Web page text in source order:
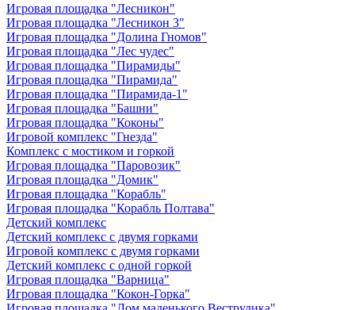
Игровая площадка "Лесникон"
Игровая площадка "Лесникон 3"
Игровая площадка "Долина Гномов"
Игровая площадка "Лес чудес"
Игровая площадка "Пирамиды"
Игровая площадка "Пирамида"
Игровая площадка "Пирамида-1"
Игровая площадка "Башни"
Игровая площадка "Коконы"
Игровой комплекс "Гнезда"
Комплекс с мостиком и горкой
Игровая площадка "Паровозик"
Игровая площадка "Домик"
Игровая площадка "Корабль"
Игровая площадка "Корабль Полтава"
Детский комплекс
Детский комплекс с двумя горками
Игровой комплекс с двумя горками
Детский комплекс с одной горкой
Игровая площадка "Варница"
Игровая площадка "Кокон-Горка"